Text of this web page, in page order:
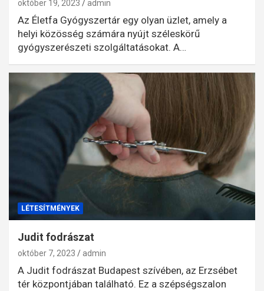
október 19, 2023 admin
Az Életfa Gyógyszertár egy olyan üzlet, amely a
helyi közösség számára nyújt széleskörű
gyógyszerészeti szolgáltatásokat. A…
LÉTESÍTMÉNYEK
Judit fodrászat
október 7, 2023 admin
A Judit fodrászat Budapest szívében, az Erzsébet
tér központjában található. Ez a szépségszalon